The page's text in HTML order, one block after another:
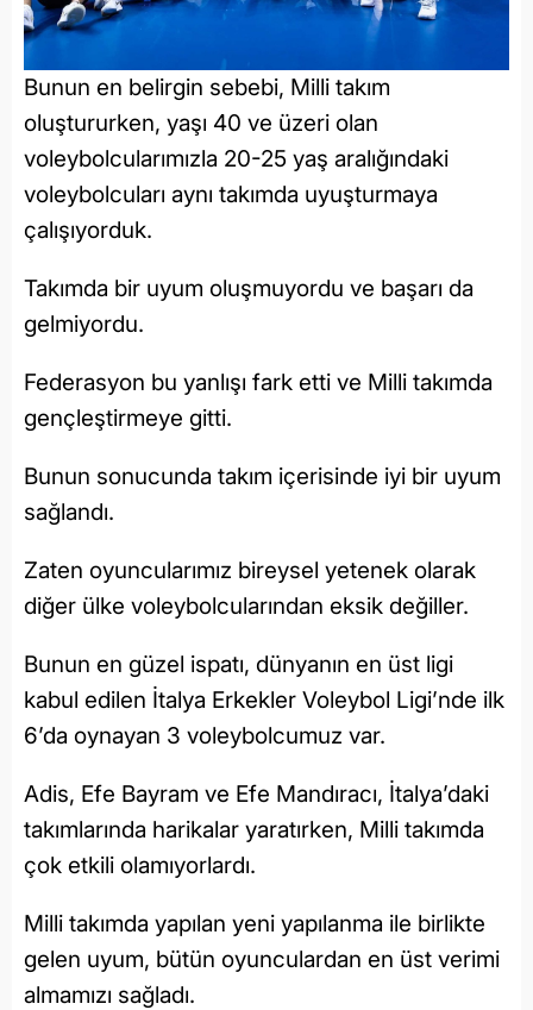
Bunun en belirgin sebebi, Milli takım
oluştururken, yaşı 40 ve üzeri olan
voleybolcularımızla 20-25 yaş aralığındaki
voleybolcuları aynı takımda uyuşturmaya
çalışıyorduk.
Takımda bir uyum oluşmuyordu ve başarı da
gelmiyordu.
Federasyon bu yanlışı fark etti ve Milli takımda
gençleştirmeye gitti.
Bunun sonucunda takım içerisinde iyi bir uyum
sağlandı.
Zaten oyuncularımız bireysel yetenek olarak
diğer ülke voleybolcularından eksik değiller.
Bunun en güzel ispatı, dünyanın en üst ligi
kabul edilen İtalya Erkekler Voleybol Ligi’nde ilk
6’da oynayan 3 voleybolcumuz var.
Adis, Efe Bayram ve Efe Mandıracı, İtalya’daki
takımlarında harikalar yaratırken, Milli takımda
çok etkili olamıyorlardı.
Milli takımda yapılan yeni yapılanma ile birlikte
gelen uyum, bütün oyunculardan en üst verimi
almamızı sağladı.